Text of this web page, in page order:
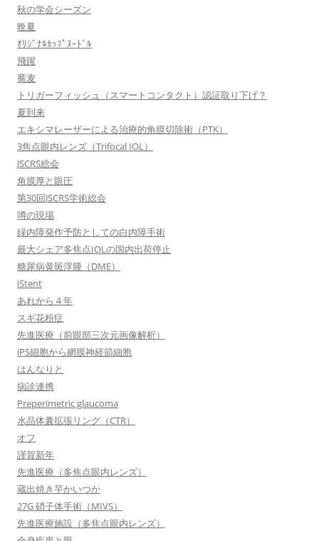
秋の学会シーズン
晩夏
ｵﾘｼﾞﾅﾙｶｯﾌﾟﾇｰﾄﾞﾙ
飛躍
蕎麦
トリガーフィッシュ（スマートコンタクト）認証取り下げ？
夏到来
エキシマレーザーによる治療的角膜切除術（PTK）
3焦点眼内レンズ（Trifocal IOL）
JSCRS総会
角膜厚と眼圧
第30回JSCRS学術総会
噂の現場
緑内障発作予防としての白内障手術
最大シェア多焦点IOLの国内出荷停止
糖尿病黄斑浮腫（DME）
iStent
あれから４年
スギ花粉症
先進医療（前眼部三次元画像解析）
iPS細胞から網膜神経節細胞
はんなりと
病診連携
Preperimetric glaucoma
水晶体囊拡張リング（CTR）
オフ
謹賀新年
先進医療（多焦点眼内レンズ）
蔵出焼き芋かいつか
27G 硝子体手術（MIVS）
先進医療施設（多焦点眼内レンズ）